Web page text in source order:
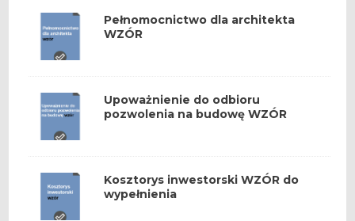
Pełnomocnictwo dla architekta
WZÓR
Upoważnienie do odbioru
pozwolenia na budowę WZÓR
Kosztorys inwestorski WZÓR do
wypełnienia